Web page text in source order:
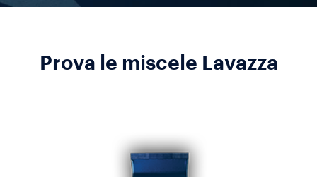
Prova le miscele Lavazza